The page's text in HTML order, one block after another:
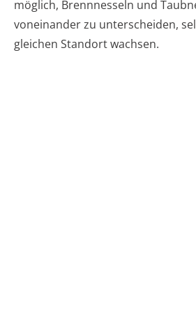
möglich, Brennnesseln und
voneinander zu unterscheiden,
gleichen Standort wachsen.